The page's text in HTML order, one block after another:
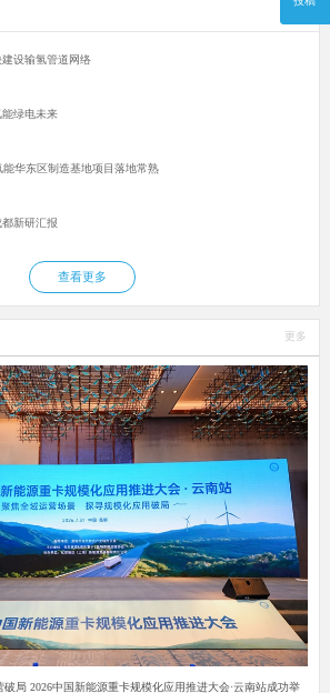
建设输氢管道网络
绿电未来
华东区制造基地项目落地常熟
新研汇报
查看更多
更多
局 2026中国新能源重卡规模化应用推进大会·云南站成功举